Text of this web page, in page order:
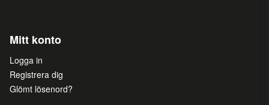
Mitt konto
Logga in
Registrera dig
Glömt lösenord?